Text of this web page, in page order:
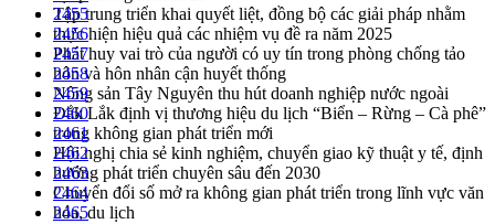
Tập trung triển khai quyết liệt, đồng bộ các giải pháp nhằm
thực hiện hiệu quả các nhiệm vụ đề ra năm 2025
Phát huy vai trò của người có uy tín trong phòng chống tảo
hôn và hôn nhân cận huyết thống
Nông sản Tây Nguyên thu hút doanh nghiệp nước ngoài
Đắk Lắk định vị thương hiệu du lịch “Biển – Rừng – Cà phê”
trong không gian phát triển mới
Hội nghị chia sẻ kinh nghiệm, chuyển giao kỹ thuật y tế, định
hướng phát triển chuyên sâu đến 2030
Chuyển đổi số mở ra không gian phát triển trong lĩnh vực văn
hóa, du lịch
2455
2456
2457
2458
2459
2460
2461
2462
2463
2464
2465